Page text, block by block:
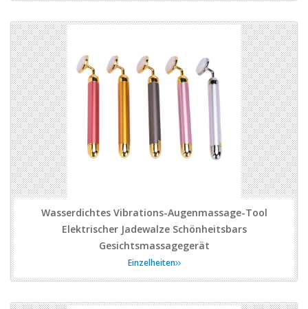
Wasserdichtes Vibrations-Augenmassage-Tool
Elektrischer Jadewalze Schönheitsbars
Gesichtsmassagegerät
Einzelheiten